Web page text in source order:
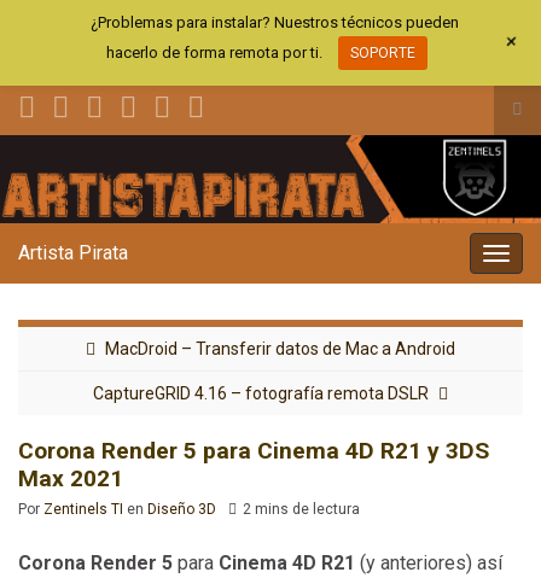
el
la
Artista Pirata
MacDroid – Transferir datos de Mac a Android
CaptureGRID 4.16 – fotografía remota DSLR
Corona Render 5 para Cinema 4D R21 y 3DS
Max 2021
Por Zentinels TI en Diseño 3D 2 mins de lectura
Corona Render 5 para Cinema 4D R21 (y anteriores) así
¿Problemas para instalar? Nuestros técnicos pueden
hacerlo de forma remota por ti.
SOPORTE +